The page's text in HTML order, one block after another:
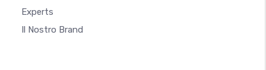
Experts
Il Nostro Brand